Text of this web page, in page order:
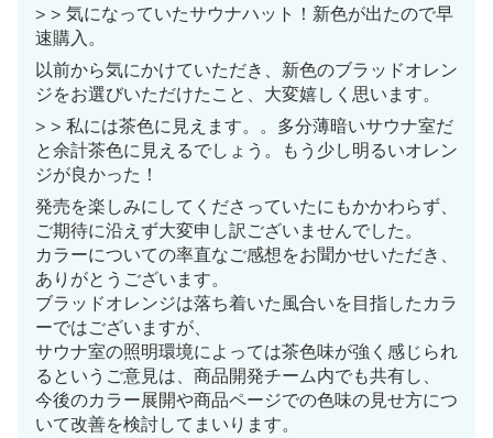
> > 気になっていたサウナハット！新色が出たので早
速購入。
以前から気にかけていただき、新色のブラッドオレン
ジをお選びいただけたこと、大変嬉しく思います。
> > 私には茶色に見えます。。多分薄暗いサウナ室だ
と余計茶色に見えるでしょう。もう少し明るいオレン
ジが良かった！
発売を楽しみにしてくださっていたにもかかわらず、
ご期待に沿えず大変申し訳ございませんでした。
カラーについての率直なご感想をお聞かせいただき、
ありがとうございます。
ブラッドオレンジは落ち着いた風合いを目指したカラ
ーではございますが、
サウナ室の照明環境によっては茶色味が強く感じられ
るというご意見は、商品開発チーム内でも共有し、
今後のカラー展開や商品ページでの色味の見せ方につ
いて改善を検討してまいります。